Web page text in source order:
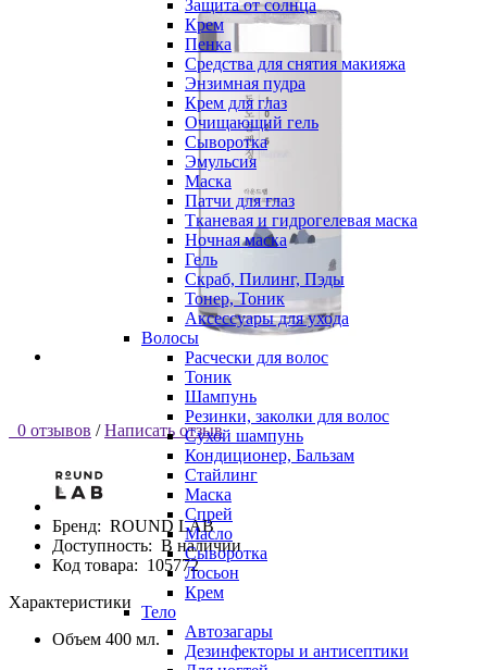
Защита от солнца
Крем
Пенка
Средства для снятия макияжа
Энзимная пудра
Крем для глаз
Очищающий гель
Сыворотка
Эмульсия
Маска
Патчи для глаз
Тканевая и гидрогелевая маска
Ночная маска
Гель
Скраб, Пилинг, Пэды
Тонер, Тоник
Аксессуары для ухода
Волосы
Расчески для волос
Тоник
Шампунь
Резинки, заколки для волос
Сухой шампунь
Кондиционер, Бальзам
Стайлинг
Маска
Спрей
Масло
Сыворотка
Лосьон
Крем
Тело
Автозагары
Дезинфекторы и антисептики
0 отзывов / Написать отзыв
Бренд: ROUND LAB
Доступность: В наличии
Код товара: 105772
Характеристики
Объем 400 мл.